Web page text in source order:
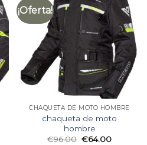
¡Oferta!
CHAQUETA DE MOTO HOMBRE
chaqueta de moto
hombre
€96.00 €64.00